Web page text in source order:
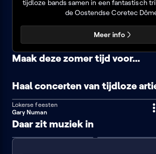
Festival
-
december
2026
tijdloze bands samen in een fantastisch
de Oostendse Coretec
Meer info
Maak deze zomer tijd voor...
Tijd
voor
David
Haal concerten van tijdloze
60 min
Lokerse feesten
Gary Numan
Daar zit muziek in
Madonna
De